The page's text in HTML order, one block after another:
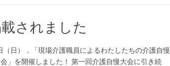
されました
（日），「現場介護職員によるわたしたちの介護自慢
」を開催しました！ 第一回介護自慢大会に引き続